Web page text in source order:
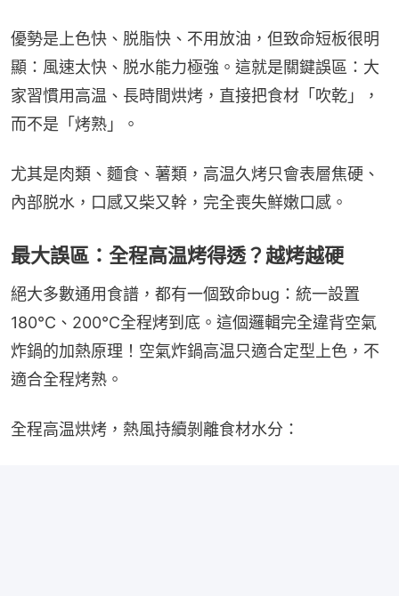
優勢是上色快、脱脂快、不用放油，但致命短板很明
顯：風速太快、脱水能力極強。這就是關鍵誤區：大
家習慣用高温、長時間烘烤，直接把食材「吹乾」，
而不是「烤熟」。
尤其是肉類、麵食、薯類，高温久烤只會表層焦硬、
內部脱水，口感又柴又幹，完全喪失鮮嫩口感。
最大誤區：全程高温烤得透？越烤越硬
絕大多數通用食譜，都有一個致命bug：統一設置
180℃、200℃全程烤到底。這個邏輯完全違背空氣
炸鍋的加熱原理！空氣炸鍋高温只適合定型上色，不
適合全程烤熟。
全程高温烘烤，熱風持續剝離食材水分：